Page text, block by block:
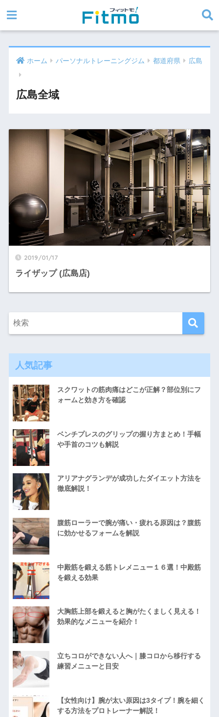
ホーム パーソナルトレーニングジム 都道府県 広島
広島全域
2019/01/17
ライザップ (広島店)
人気記事
スクワットの筋肉痛はどこが正解？部位別にフ
ォームと効き方を確認
ベンチプレスのグリップの握り方まとめ！手幅
や手首のコツも解説
アリアナグランデが成功したダイエット方法を
徹底解説！
腹筋ローラーで腕が痛い・疲れる原因は？腹筋
に効かせるフォームを解説
中殿筋を鍛える筋トレメニュー１６選！中殿筋
を鍛える効果
大胸筋上部を鍛えると胸がたくましく見える！
効果的なメニューを紹介！
立ちコロができない人へ｜膝コロから移行する
練習メニューと目安
【女性向け】腕が太い原因は3タイプ！腕を細く
する方法をプロトレーナー解説！